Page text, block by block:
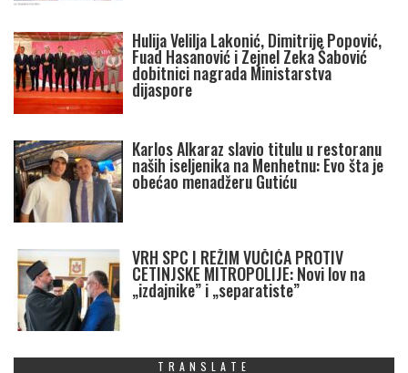
Hulija Velilja Lakonić, Dimitrije Popović,
Fuad Hasanović i Zejnel Zeka Šabović
dobitnici nagrada Ministarstva
dijaspore
Karlos Alkaraz slavio titulu u restoranu
naših iseljenika na Menhetnu: Evo šta je
obećao menadžeru Gutiću
VRH SPC I REŽIM VUČIĆA PROTIV
CETINJSKE MITROPOLIJE: Novi lov na
„izdajnike” i „separatiste”
TRANSLATE